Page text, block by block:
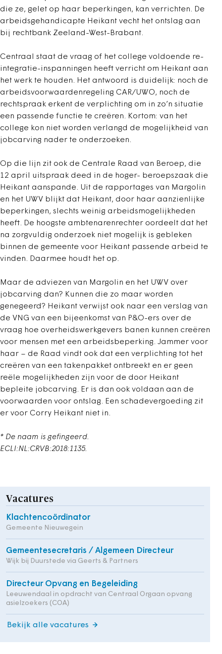
die ze, gelet op haar beperkingen, kan verrichten. De
arbeidsgehandicapte Heikant vecht het ontslag aan
bij rechtbank Zeeland-West-Brabant.
Centraal staat de vraag of het college voldoende re-
integratie-inspanningen heeft verricht om Heikant aan
het werk te houden. Het antwoord is duidelijk: noch de
arbeidsvoorwaardenregeling CAR/UWO, noch de
rechtspraak erkent de verplichting om in zo’n situatie
een passende functie te creëren. Kortom: van het
college kon niet worden verlangd de mogelijkheid van
jobcarving nader te onderzoeken.
Op die lijn zit ook de Centrale Raad van Beroep, die
12 april uitspraak deed in de hoger- beroepszaak die
Heikant aanspande. Uit de rapportages van Margolin
en het UWV blijkt dat Heikant, door haar aanzienlijke
beperkingen, slechts weinig arbeidsmogelijkheden
heeft. De hoogste ambtenarenrechter oordeelt dat het
na zorgvuldig onderzoek niet mogelijk is gebleken
binnen de gemeente voor Heikant passende arbeid te
vinden. Daarmee houdt het op.
Maar de adviezen van Margolin en het UWV over
jobcarving dan? Kunnen die zo maar worden
genegeerd? Heikant verwijst ook naar een verslag van
de VNG van een bijeenkomst van P&O-ers over de
vraag hoe overheidswerkgevers banen kunnen creëren
voor mensen met een arbeidsbeperking. Jammer voor
haar – de Raad vindt ook dat een verplichting tot het
creëren van een takenpakket ontbreekt en er geen
reële mogelijkheden zijn voor de door Heikant
bepleite jobcarving. Er is dan ook voldaan aan de
voorwaarden voor ontslag. Een schadevergoeding zit
er voor Corry Heikant niet in.
* De naam is gefingeerd.
ECLI:NL:CRVB:2018:1135.
Vacatures
Klachtencoördinator
Gemeente Nieuwegein
Gemeentesecretaris / Algemeen Directeur
Wijk bij Duurstede via Geerts & Partners
Directeur Opvang en Begeleiding
Leeuwendaal in opdracht van Centraal Orgaan opvang
asielzoekers (COA)
Bekijk alle vacatures